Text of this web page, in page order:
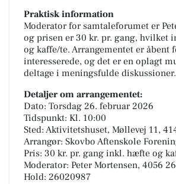
Praktisk information
Moderator for samtaleforumet er
og prisen er 30 kr. pr. gang, hvilket
og kaffe/te. Arrangementet er åbent
interesserede, og det er en oplagt
deltage i meningsfulde diskussioner.
Detaljer om arrangementet:
Dato: Torsdag 26. februar 2026
Tidspunkt: Kl. 10:00
Sted: Aktivitetshuset, Møllevej 11,
Arrangør: Skovbo Aftenskole
Pris: 30 kr. pr. gang inkl. hæfte og
Moderator: Peter Mortensen, 4056
Hold: 26020987